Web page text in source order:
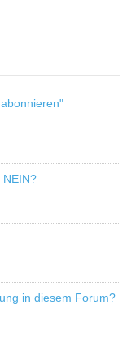
NEIN?
in diesem Forum?